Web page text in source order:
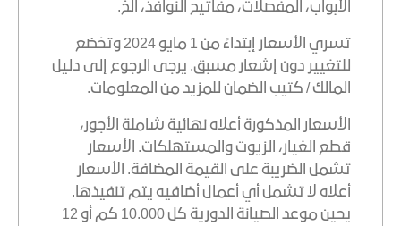
الأبواب، المفصلات، مفاتيح النوافذ، الخ.
تسري الأسعار إبتداءً من 1 مايو 2024 وتخضع
للتغيير دون إشعار مسبق. يرجى الرجوع إلى دليل
المالك / كتيب الضمان للمزيد من المعلومات.
الأسعار المذكورة أعلاه نهائية شاملة الأجور،
قطع الغيار، الزيوت والمستهلكات. الأسعار
تشمل الضريبة على القيمة المضافة. الأسعار
أعلاه لا تشمل أي أعمال أضافيه يتم تنفيذها.
يحين موعد الصيانة الدورية كل 10.000 كم أو 12